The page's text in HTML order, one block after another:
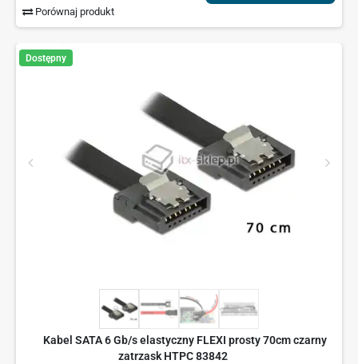
Porównaj produkt
Dostępny
Kabel SATA 6 Gb/s elastyczny FLEXI prosty 70cm czarny
zatrzask HTPC 83842